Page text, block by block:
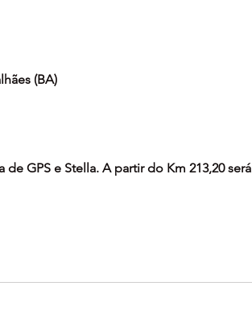
(BA)
GPS e Stella. A partir do Km 213,20 será